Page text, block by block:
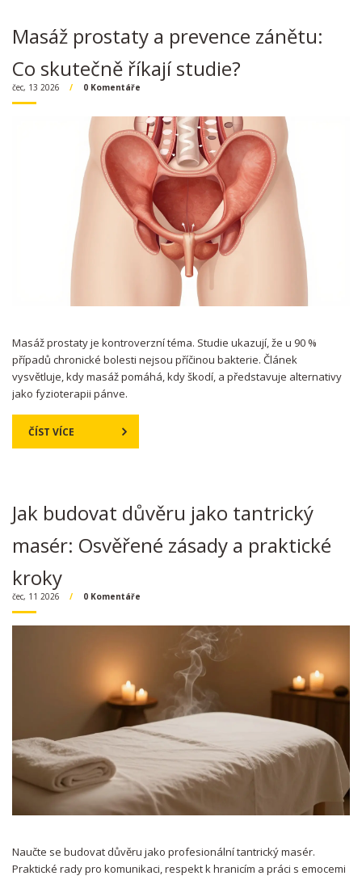
Masáž prostaty a prevence zánětu:
Co skutečně říkají studie?
čec, 13 2026 0 Komentáře
Masáž prostaty je kontroverzní téma. Studie ukazují, že u 90 %
případů chronické bolesti nejsou příčinou bakterie. Článek
vysvětluje, kdy masáž pomáhá, kdy škodí, a představuje alternativy
jako fyzioterapii pánve.
ČÍST VÍCE
Jak budovat důvěru jako tantrický
masér: Osvěřené zásady a praktické
kroky
čec, 11 2026 0 Komentáře
Naučte se budovat důvěru jako profesionální tantrický masér.
Praktické rady pro komunikaci, respekt k hranicím a práci s emocemi